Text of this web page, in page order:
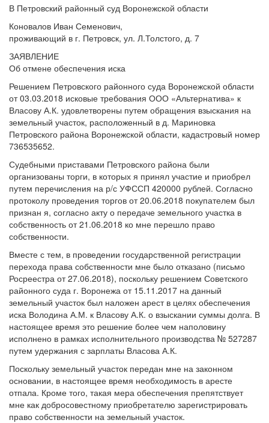
В Петровский районный суд Воронежской области
Коновалов Иван Семенович,
проживающий в г. Петровск, ул. Л.Толстого, д. 7
ЗАЯВЛЕНИЕ
Об отмене обеспечения иска
Решением Петровского районного суда Воронежской области
от 03.03.2018 исковые требования ООО «Альтернатива» к
Власову А.К. удовлетворены путем обращения взыскания на
земельный участок, расположенный в д. Мариновка
Петровского района Воронежской области, кадастровый номер
736535652.
Судебными приставами Петровского района были
организованы торги, в которых я принял участие и приобрел
путем перечисления на р/с УФССП 420000 рублей. Согласно
протоколу проведения торгов от 20.06.2018 покупателем был
признан я, согласно акту о передаче земельного участка в
собственность от 21.06.2018 ко мне перешло право
собственности.
Вместе с тем, в проведении государственной регистрации
перехода права собственности мне было отказано (письмо
Росреестра от 27.06.2018), поскольку решением Советского
районного суда г. Воронежа от 15.11.2017 на данный
земельный участок был наложен арест в целях обеспечения
иска Володина А.М. к Власову А.К. о взыскании суммы долга. В
настоящее время это решение более чем наполовину
исполнено в рамках исполнительного производства № 527287
путем удержания с зарплаты Власова А.К.
Поскольку земельный участок передан мне на законном
основании, в настоящее время необходимость в аресте
отпала. Кроме того, такая мера обеспечения препятствует
мне как добросовестному приобретателю зарегистрировать
право собственности на земельный участок.